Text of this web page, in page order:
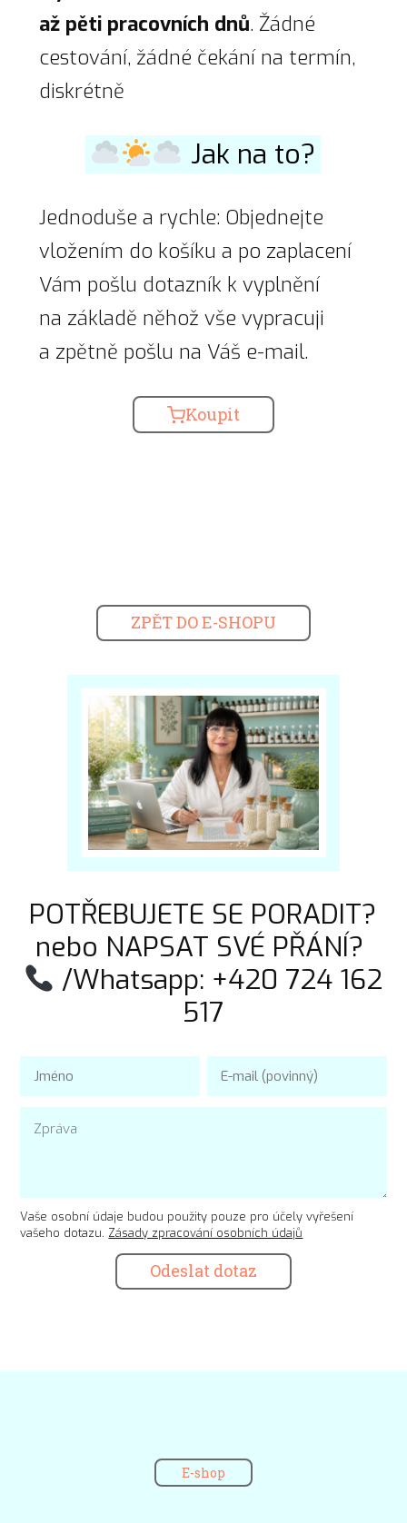
až pěti pracovních dnů. Žádné
cestování, žádné čekání na termín,
diskrétně
Jak na to?
Jednoduše a rychle: Objednejte
vložením do košíku a po zaplacení
Vám pošlu dotazník k vyplnění
na základě něhož vše vypracuji
a zpětně pošlu na Váš e-mail.
Koupit
ZPĚT DO E-SHOPU
POTŘEBUJETE SE PORADIT?
nebo NAPSAT SVÉ PŘÁNÍ?
/Whatsapp: +420 724 162
517
Vaše osobní údaje budou použity pouze pro účely vyřešení
vašeho dotazu. Zásady zpracování osobních údajů
Odeslat dotaz
E-shop